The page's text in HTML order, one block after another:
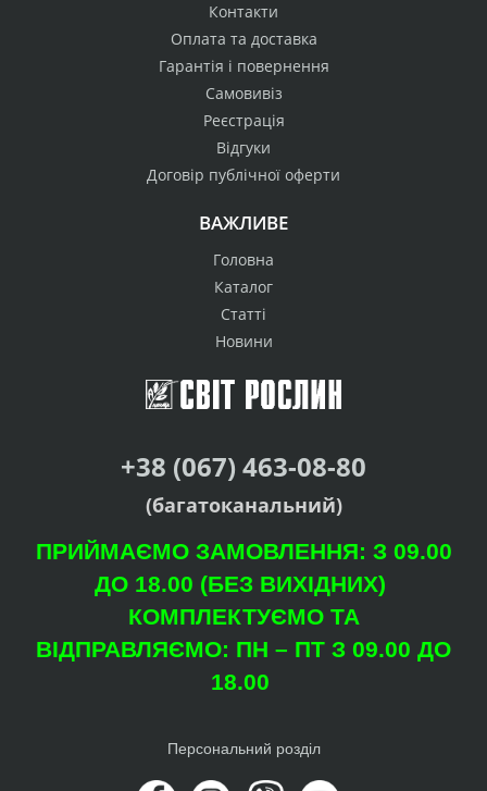
Контакти
Оплата та доставка
Гарантія і повернення
Самовивіз
Реєстрація
Відгуки
Договір публічної оферти
ВАЖЛИВЕ
Головна
Каталог
Статті
Новини
+38 (067) 463-08-80
(багатоканальний)
ПРИЙМАЄМО ЗАМОВЛЕННЯ: З 09.00
ДО 18.00 (БЕЗ ВИХІДНИХ)
КОМПЛЕКТУЄМО ТА
ВІДПРАВЛЯЄМО: ПН – ПТ З 09.00 ДО
18.00
Персональний розділ